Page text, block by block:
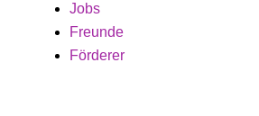
Jobs
Freunde
Förderer